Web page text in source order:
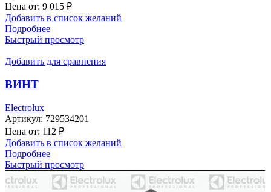
Цена от: 9 015 ₽
Добавить в список желаний
Подробнее
Быстрый просмотр
Добавить для сравнения
ВИНТ
Electrolux
Артикул: 729534201
Цена от: 112 ₽
Добавить в список желаний
Подробнее
Быстрый просмотр